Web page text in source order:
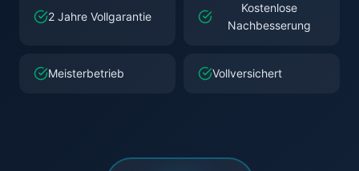
2 Jahre Vollgarantie
Kostenlose
Nachbesserung
Meisterbetrieb Vollversichert